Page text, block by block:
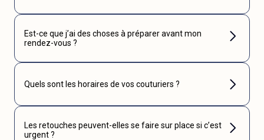
Est-ce que j’ai des choses à préparer avant mon
rendez-vous ?
Quels sont les horaires de vos couturiers ?
Les retouches peuvent-elles se faire sur place si c’est
urgent ?